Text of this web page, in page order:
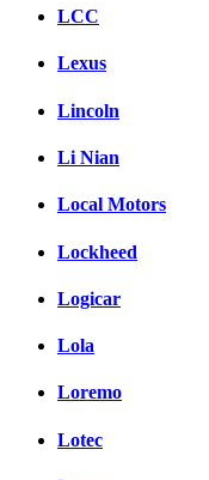
LCC
Lexus
Lincoln
Li Nian
Local Motors
Lockheed
Logicar
Lola
Loremo
Lotec